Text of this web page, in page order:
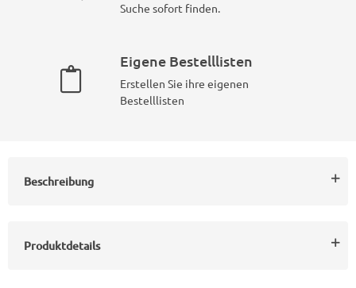
Suche sofort finden.
Eigene Bestelllisten
Erstellen Sie ihre eigenen
Bestelllisten
Beschreibung
Produktdetails